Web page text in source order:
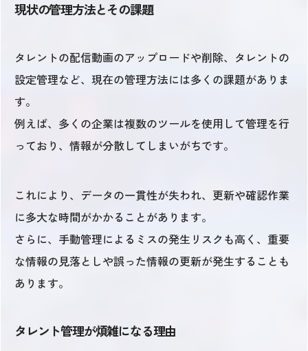
現状の管理方法とその課題
タレントの配信動画のアップロードや削除、タレントの
設定管理など、現在の管理方法には多くの課題がありま
す。
例えば、多くの企業は複数のツールを使用して管理を行
っており、情報が分散してしまいがちです。
これにより、データの一貫性が失われ、更新や確認作業
に多大な時間がかかることがあります。
さらに、手動管理によるミスの発生リスクも高く、重要
な情報の見落としや誤った情報の更新が発生することも
あります。
タレント管理が煩雑になる理由